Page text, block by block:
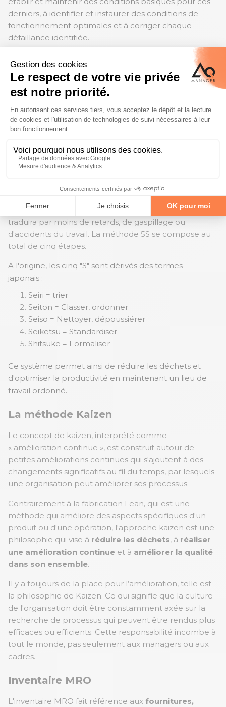
derniers, à identifier et instaurer des conditions de
fonctionnement optimales et à corriger chaque
défaillance identifiée.
La philosophie des 5 S
La méthodologie organisationnelle des 5S est
intrinsèquement liée à la maintenance productive
totale.
L'objectif de la méthode 5S est d'organiser et de
afin que tout ait une place fixe. Cette méthode est un
processus systématique qui vise à améliorer
Un lieu de travail bien rangé est la condition préalable
à un travail de haute qualité. Idéalement, cela se
traduira par moins de retards, de gaspillage ou
d'accidents du travail. La méthode 5S se compose au
total de cinq étapes.
A l'origine, les cinq "S" sont dérivés des termes
japonais :
Seiri = trier
Seiton = Classer, ordonner
Seiso = Nettoyer, dépoussiérer
Seiketsu = Standardiser
Shitsuke = Formaliser
Ce système permet ainsi de réduire les déchets et
d'optimiser la productivité en maintenant un lieu de
travail ordonné.
La méthode Kaizen
Le concept de kaizen, interprété comme
« amélioration continue », est construit autour de
petites améliorations continues qui s'ajoutent à des
changements significatifs au fil du temps, par lesquels
une organisation peut améliorer ses processus.
Contrairement à la fabrication Lean, qui est une
méthode qui améliore des aspects spécifiques d'un
produit ou d'une opération, l'approche kaizen est une
philosophie qui vise à réduire les déchets, à réaliser
une amélioration continue et à améliorer la qualité
dans son ensemble.
Il y a toujours de la place pour l’amélioration, telle est
la philosophie de Kaizen. Ce qui signifie que la culture
de l'organisation doit être constamment axée sur la
recherche de processus qui peuvent être rendus plus
efficaces ou efficients. Cette responsabilité incombe à
tout le monde, pas seulement aux managers ou aux
cadres.
Inventaire MRO
L'inventaire MRO fait référence aux fournitures,